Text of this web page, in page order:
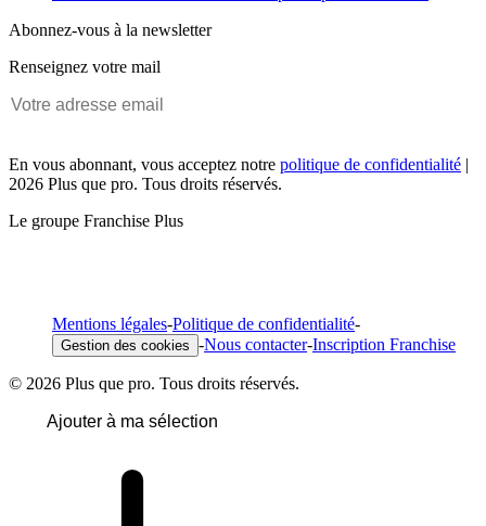
Abonnez-vous à la newsletter
Renseignez votre mail
En vous abonnant, vous acceptez notre politique de confidentialité |
2026 Plus que pro. Tous droits réservés.
Le groupe Franchise Plus
Mentions légales-Politique de confidentialité-
Gestion des cookies -Nous contacter-Inscription Franchise
© 2026 Plus que pro. Tous droits réservés.
Ajouter à ma sélection